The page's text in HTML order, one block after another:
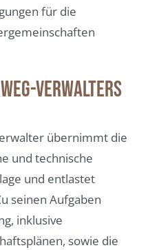
für die
Verwalters
übernimmt die
und technische
und entlastet
seinen Aufgaben
inklusive
sowie die